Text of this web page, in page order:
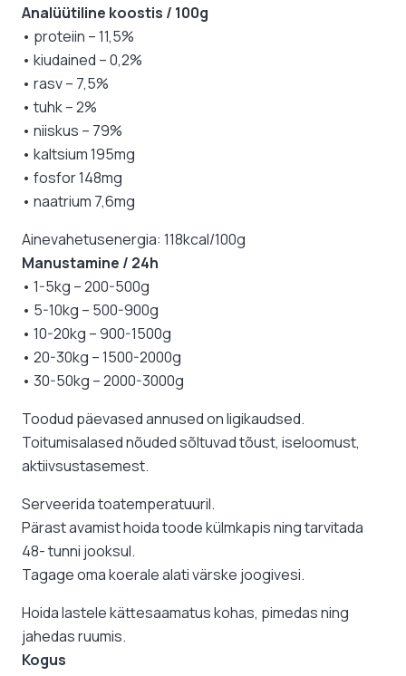
Analüütiline koostis / 100g
• proteiin – 11,5%
• kiudained – 0,2%
• rasv – 7,5%
• tuhk – 2%
• niiskus – 79%
• kaltsium 195mg
• fosfor 148mg
• naatrium 7,6mg
Ainevahetusenergia: 118kcal/100g
Manustamine / 24h
• 1-5kg – 200-500g
• 5-10kg – 500-900g
• 10-20kg – 900-1500g
• 20-30kg – 1500-2000g
• 30-50kg – 2000-3000g
Toodud päevased annused on ligikaudsed.
Toitumisalased nõuded sõltuvad tõust, iseloomust,
aktiivsustasemest.
Serveerida toatemperatuuril.
Pärast avamist hoida toode külmkapis ning tarvitada
48- tunni jooksul.
Tagage oma koerale alati värske joogivesi.
Hoida lastele kättesaamatus kohas, pimedas ning
jahedas ruumis.
Kogus